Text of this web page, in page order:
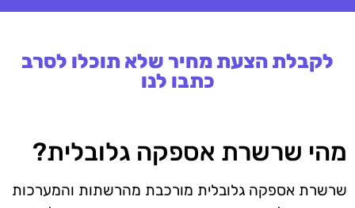
לקבלת הצעת מחיר שלא תוכלו לסרב
כתבו לנו
מהי שרשרת אספקה גלובלית?
שרשרת אספקה גלובלית מורכבת מהרשתות והמערכות